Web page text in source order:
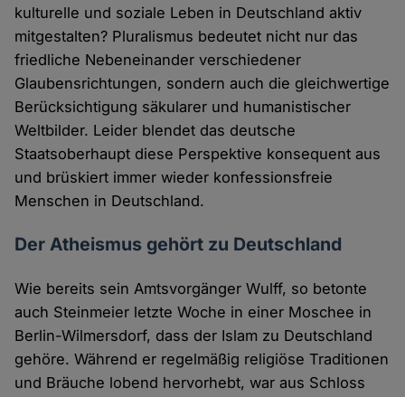
kulturelle und soziale Leben in Deutschland aktiv
mitgestalten? Pluralismus bedeutet nicht nur das
friedliche Nebeneinander verschiedener
Glaubensrichtungen, sondern auch die gleichwertige
Berücksichtigung säkularer und humanistischer
Weltbilder. Leider blendet das deutsche
Staatsoberhaupt diese Perspektive konsequent aus
und brüskiert immer wieder konfessionsfreie
Menschen in Deutschland.
Der Atheismus gehört zu Deutschland
Wie bereits sein Amtsvorgänger Wulff, so betonte
auch Steinmeier letzte Woche in einer Moschee in
Berlin-Wilmersdorf, dass der Islam zu Deutschland
gehöre. Während er regelmäßig religiöse Traditionen
und Bräuche lobend hervorhebt, war aus Schloss